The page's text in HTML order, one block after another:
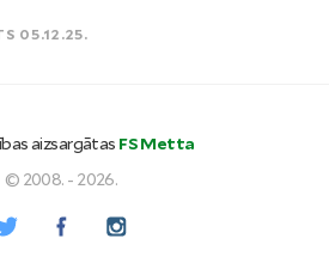
05.12.25.
aizsargātas FS Metta
© 2008. - 2026.